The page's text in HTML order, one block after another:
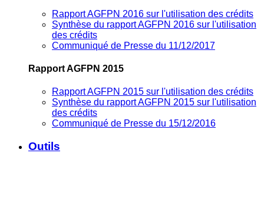
Rapport AGFPN 2016 sur l'utilisation des crédits
Synthèse du rapport AGFPN 2016 sur l'utilisation
des crédits
Communiqué de Presse du 11/12/2017
Rapport AGFPN 2015
Rapport AGFPN 2015 sur l'utilisation des crédits
Synthèse du rapport AGFPN 2015 sur l'utilisation
des crédits
Communiqué de Presse du 15/12/2016
Outils